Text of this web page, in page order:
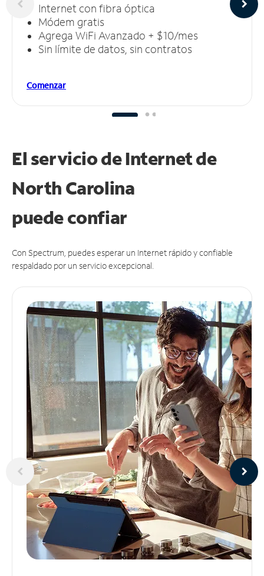
Internet con fibra óptica
Módem gratis
Agrega WiFi Avanzado + $10/mes
Sin límite de datos, sin contratos
Comenzar
El servicio de Internet de
North Carolina
puedeconfiar
Con Spectrum, puedes esperar un Internet rápido y confiable
respaldado por un servicio excepcional.